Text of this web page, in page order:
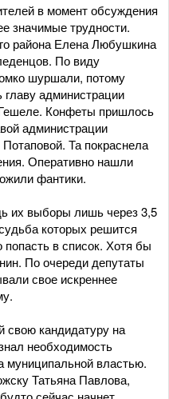
в момент обсуждения
значимые трудности.
района Елена Любушкина
По виду
шуршали, потому
главу администрации
Гешеле. Конфеты пришлось
администрации
Та покраснела
Оперативно нашли
фантики.
их выборы лишь через 3,5
которых решится
в список. Хотя бы
По очереди депутаты
свое искреннее
кандидатуру на
необходимость
муниципальной властью.
Татьяна Павлова,